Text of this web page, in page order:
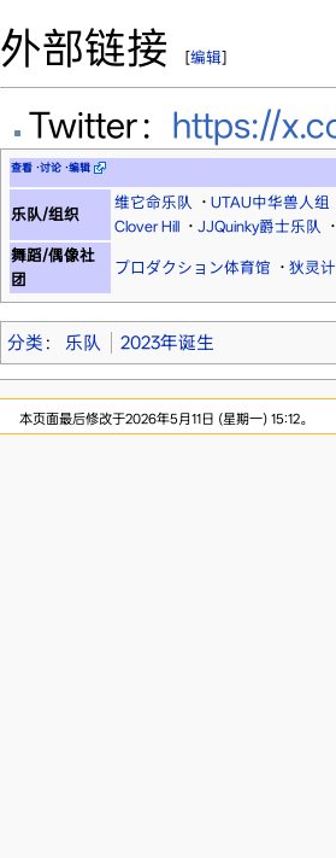
外部链接 [编辑]
Twitter： https://
查看·讨论·编辑
乐队/组织
维它命乐队 · UTAU中华兽人组
Clover Hill · JJQuinky爵士乐队
·
舞蹈/偶像社
团
プロダクション体育馆 · 狄灵
分类 ： 乐队 2023年诞生
本页面最后修改于2026年5月11日 (星期一) 15:12。